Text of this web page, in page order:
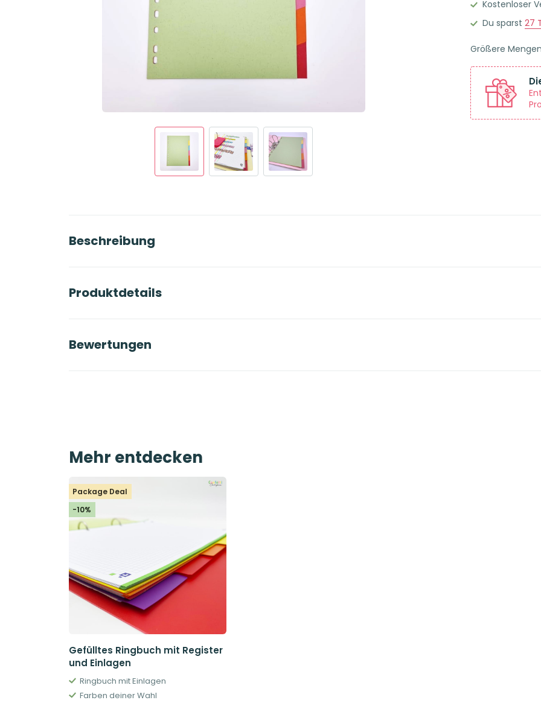
Ordner-
Trennblätter
6
Menge
Kostenloser
Du sparst 27
Größere
Beschreibung
Produktdetails
Bewertungen
Mehr entdecken
Package Deal
-10%
Gefülltes Ringbuch mit Register
und Einlagen
Ringbuch mit Einlagen
Farben deiner Wahl